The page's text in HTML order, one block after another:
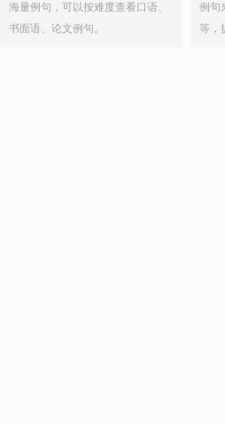
海量例句，可以按难度查看口语、
书面语、论文例句。
例句
等，